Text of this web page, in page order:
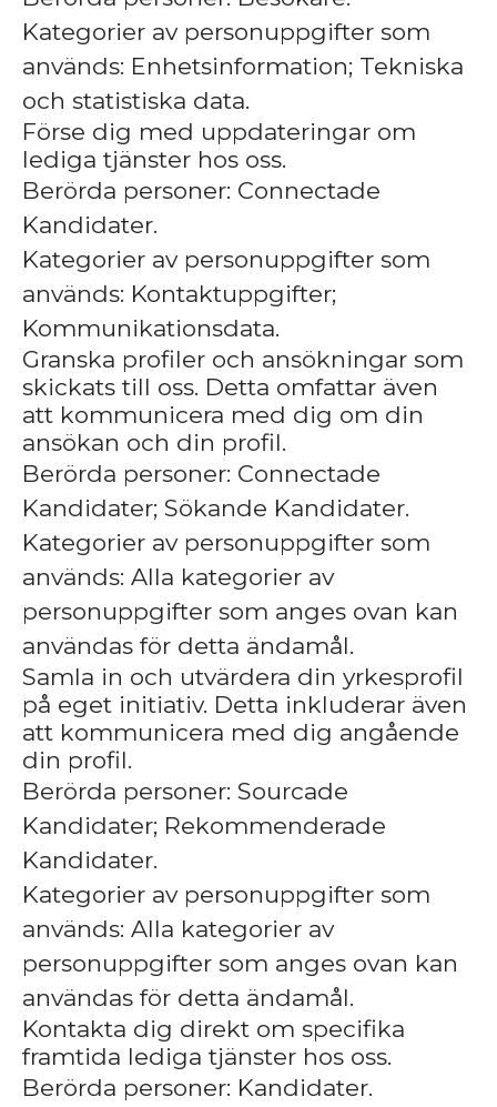
Kategorier av personuppgifter som
används: Enhetsinformation; Tekniska
och statistiska data.
Förse dig med uppdateringar om
lediga tjänster hos oss.
Berörda personer: Connectade
Kandidater.
Kategorier av personuppgifter som
används: Kontaktuppgifter;
Kommunikationsdata.
Granska profiler och ansökningar som
skickats till oss. Detta omfattar även
att kommunicera med dig om din
ansökan och din profil.
Berörda personer: Connectade
Kandidater; Sökande Kandidater.
Kategorier av personuppgifter som
används: Alla kategorier av
personuppgifter som anges ovan kan
användas för detta ändamål.
Samla in och utvärdera din yrkesprofil
på eget initiativ. Detta inkluderar även
att kommunicera med dig angående
din profil.
Berörda personer: Sourcade
Kandidater; Rekommenderade
Kandidater.
Kategorier av personuppgifter som
används: Alla kategorier av
personuppgifter som anges ovan kan
användas för detta ändamål.
Kontakta dig direkt om specifika
framtida lediga tjänster hos oss.
Berörda personer: Kandidater.